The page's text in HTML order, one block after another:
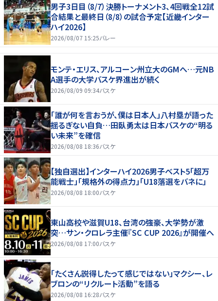
男子3日目（8/7）決勝トーナメント3、4回戦全12試
合結果と最終日（8/8）の試合予定【近畿インター
ハイ2026】
2026/08/07 15:25バレー
モンテ・エリス、アルコーン州立大のGMへ…元NB
A選手の大学バスケ界進出が続く
2026/08/09 09:34バスケ
「誰が何を言おうが、僕は日本人」八村塁が語った
揺るぎない自負…田臥勇太は日本バスケの“明る
い未来”を確信
2026/08/08 18:36バスケ
【独自選出】インターハイ2026男子ベスト5「超万
能戦士」「規格外の得点力」「U18落選をバネに」
2026/08/08 18:00バスケ
東山高校や滋賀U18、台湾の強豪、大学勢が激
突…サン・クロレラ主催『SC CUP 2026』が開催へ
2026/08/08 17:00バスケ
「たくさん説得したって感じではない」マクシー、レ
ブロンの“リクルート活動”を語る
2026/08/08 16:28バスケ